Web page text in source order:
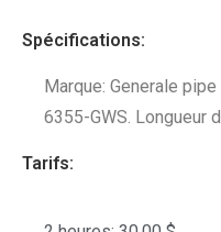
Spécifications:
Marque: Generale
6355-GWS. Longueur
Tarifs: